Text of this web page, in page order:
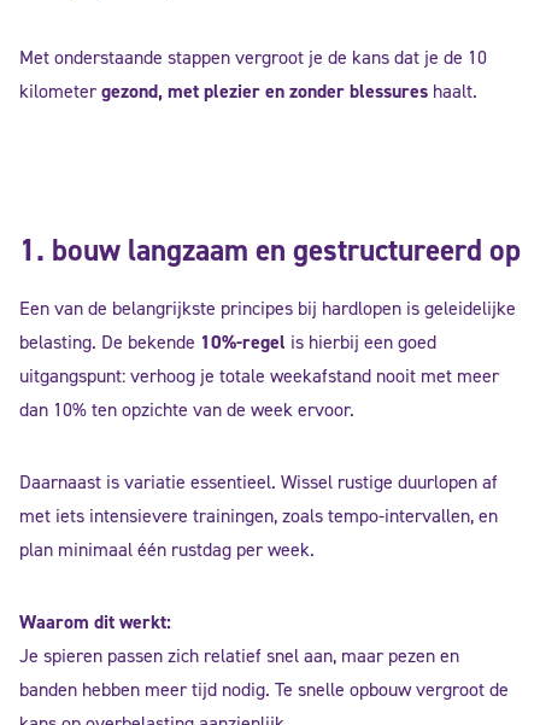
Met onderstaande stappen vergroot je de kans dat je de 10
kilometergezond, met plezier en zonder blessures haalt.
1. bouw langzaam en gestructureerd op
Een van de belangrijkste principes bij hardlopen is geleidelijke
belasting. De bekende 10%-regel is hierbij een goed
uitgangspunt: verhoog je totale weekafstand nooit met meer
dan 10% ten opzichte van de week ervoor.
Daarnaast is variatie essentieel. Wissel rustige duurlopen af
met iets intensievere trainingen, zoals tempo-intervallen, en
plan minimaal één rustdag per week.
Waarom dit werkt:
Je spieren passen zich relatief snel aan, maar pezen en
banden hebben meer tijd nodig. Te snelle opbouw vergroot de